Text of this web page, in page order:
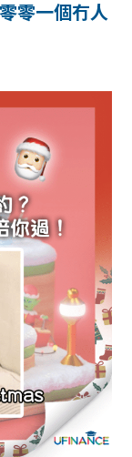
零一個冇人